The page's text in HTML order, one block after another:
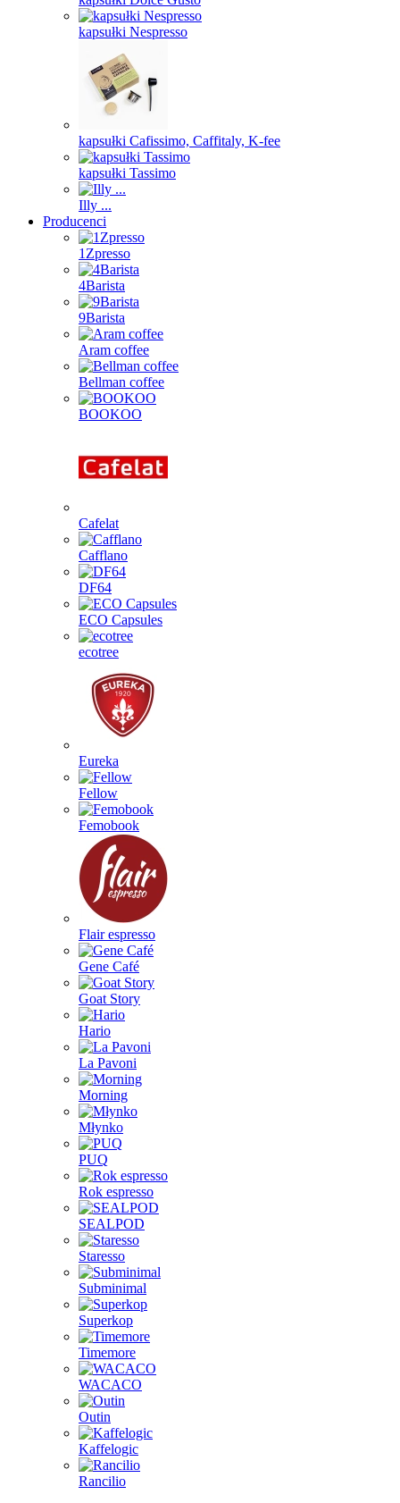
kapsułki Nespresso
kapsułki Cafissimo, Caffitaly, K-fee
kapsułki Tassimo
Illy ...
Producenci
1Zpresso
4Barista
9Barista
Aram coffee
Bellman coffee
BOOKOO
Cafelat
Cafflano
DF64
ECO Capsules
ecotree
Eureka
Fellow
Femobook
Flair espresso
Gene Café
Goat Story
Hario
La Pavoni
Morning
Młynko
PUQ
Rok espresso
SEALPOD
Staresso
Subminimal
Superkop
Timemore
WACACO
Outin
Kaffelogic
Rancilio